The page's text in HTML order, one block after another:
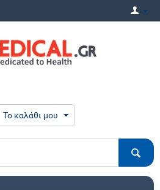
Το καλάθι μου